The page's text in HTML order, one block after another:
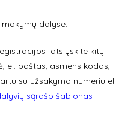
dalyse.
atsiųskite kitų
el. paštas, asmens kodas,
su užsakymo numeriu el.
sąrašo šablonas